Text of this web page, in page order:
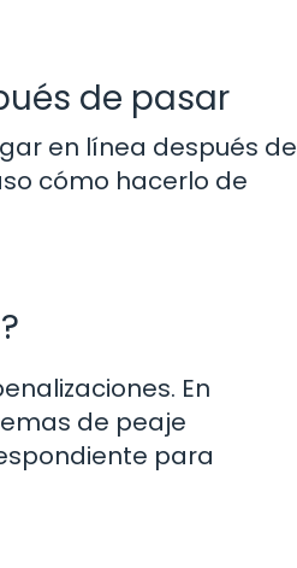
de pasar
en línea después de
cómo hacerlo de
En
de peaje
para